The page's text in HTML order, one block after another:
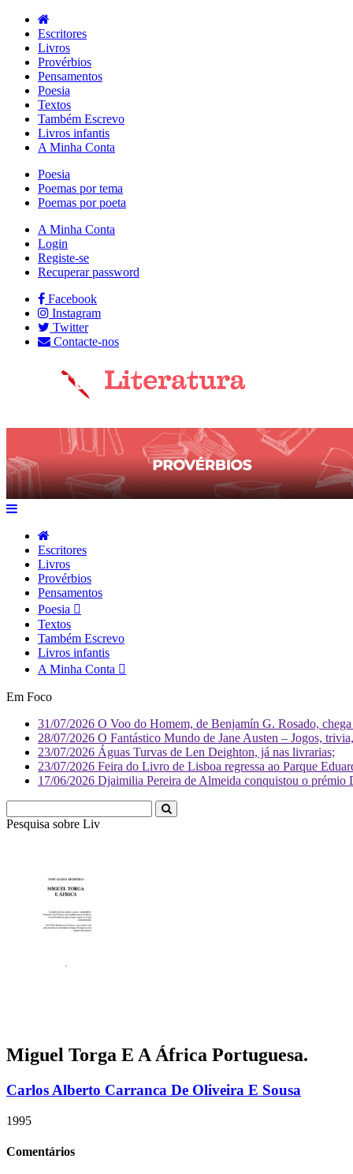
Escritores
Livros
Provérbios
Pensamentos
Poesia
Textos
Também Escrevo
Livros infantis
A Minha Conta
Poesia
Poemas por tema
Poemas por poeta
A Minha Conta
Login
Registe-se
Recuperar password
Facebook
Instagram
Twitter
Contacte-nos
Escritores
Livros
Provérbios
Pensamentos
Poesia
Textos
Também Escrevo
Livros infantis
A Minha Conta
Em Foco
31/07/2026 O Voo do Homem, de Benjamín G. Rosado,
28/07/2026 O Fantástico Mundo de Jane Austen – Jogos,
23/07/2026 Águas Turvas de Len Deighton, já nas livrarias;
23/07/2026 Feira do Livro de Lisboa regressa ao Parque
17/06/2026 Djaimilia Pereira de Almeida conquistou o
Pesquisa sobre Literatura
Miguel Torga E A África Portuguesa.
Carlos Alberto Carranca De Oliveira E Sousa
1995
Comentários